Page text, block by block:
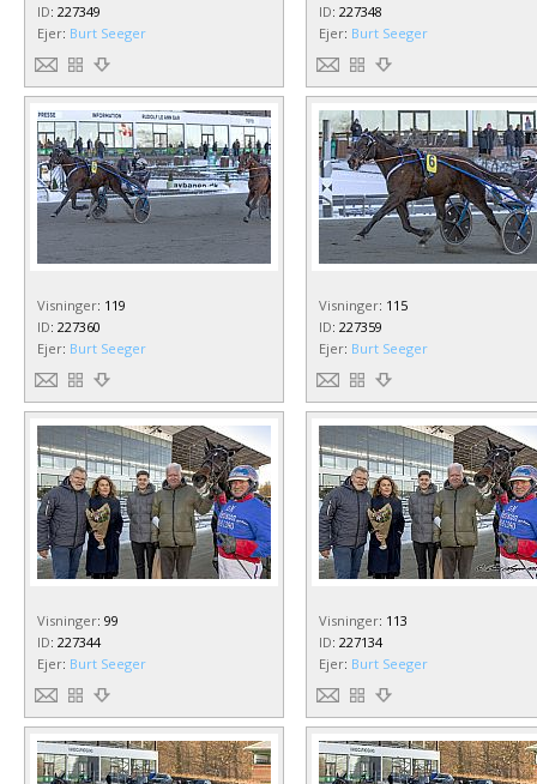
ID: 227349
Ejer: Burt Seeger
ID: 227348
Ejer: Burt Seeger
Visninger: 119
ID: 227360
Ejer: Burt Seeger
Visninger: 115
ID: 227359
Ejer: Burt Seeger
Visninger: 99
ID: 227344
Ejer: Burt Seeger
Visninger: 113
ID: 227134
Ejer: Burt Seeger